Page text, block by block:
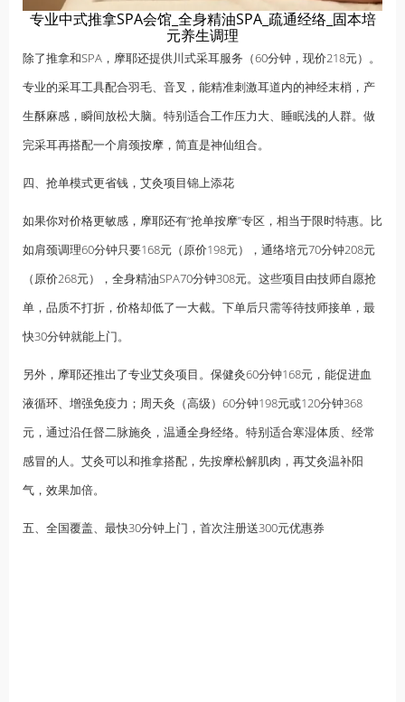
专业中式推拿SPA会馆_全身精油SPA_疏通经络_固本培
元养生调理
除了推拿和SPA，摩耶还提供川式采耳服务（60分钟，现价218元）。
专业的采耳工具配合羽毛、音叉，能精准刺激耳道内的神经末梢，产
生酥麻感，瞬间放松大脑。特别适合工作压力大、睡眠浅的人群。做
完采耳再搭配一个肩颈按摩 ，简直是神仙组合。
四、抢单模式更省钱，艾灸项目锦上添花
如果你对价格更敏感，摩耶还有“抢单按摩”专区，相当于限时特惠。比
如肩颈调理60分钟只要168元（原价198元），通络培元70分钟208元
（原价268元），全身精油SPA70分钟308元。这些项目由技师自愿抢
单，品质不打折，价格却低了一大截。下单后只需等待技师接单，最
快30分钟就能上门。
另外，摩耶还推出了专业艾灸项目。保健灸60分钟168元，能促进血
液循环、增强免疫力；周天灸（高级）60分钟198元或120分钟368
元，通过沿任督二脉施灸，温通全身经络。特别适合寒湿体质、经常
感冒的人。艾灸可以和推拿搭配，先按摩松解肌肉，再艾灸温补阳
气，效果加倍。
五、全国覆盖、最快30分钟上门，首次注册送300元优惠券